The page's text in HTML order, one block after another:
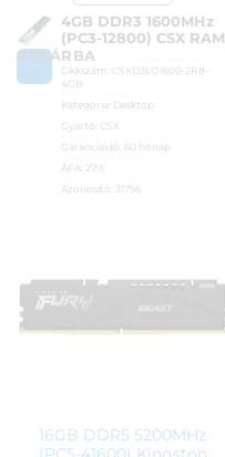
KOSÁRBA
4GB DDR3 1600MHz
(PC3-12800) CSX RAM
Cikkszám: CSXD3LO1600-2R8-
4GB
Kategória: Desktop
Gyártó: CSX
Garanciaidő: 60 hónap
ÁFA:
27%
Azonosító:
31756
16GB DDR5 5200MHz